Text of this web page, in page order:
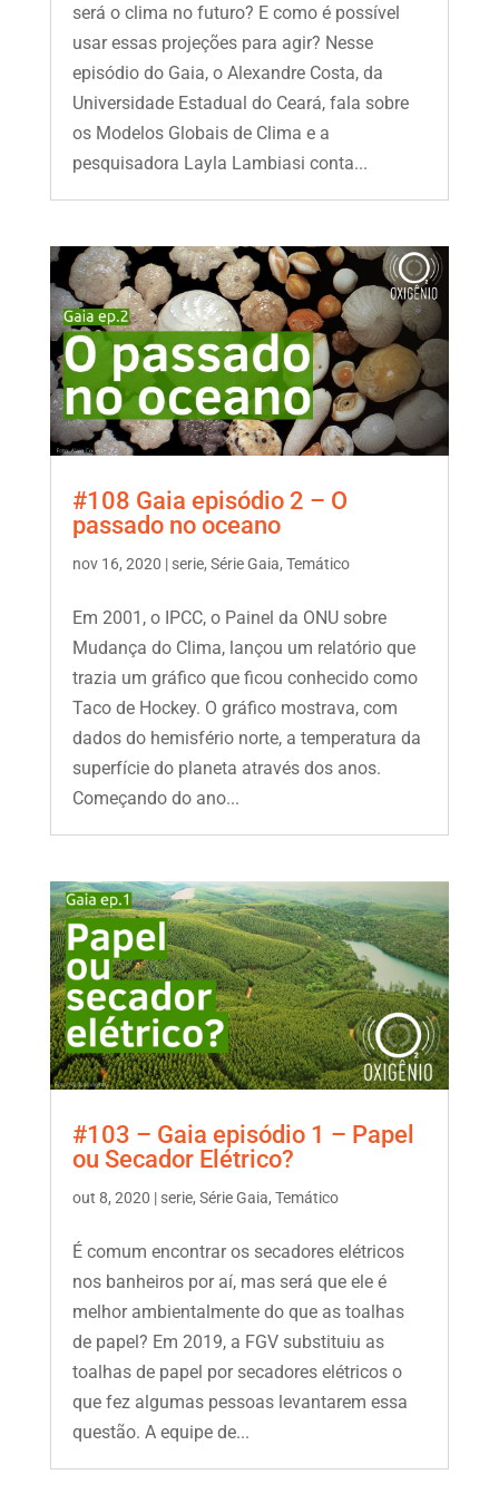
será o clima no futuro? E como é possível
usar essas projeções para agir? Nesse
episódio do Gaia, o Alexandre Costa, da
Universidade Estadual do Ceará, fala sobre
os Modelos Globais de Clima e a
pesquisadora Layla Lambiasi conta...
#108 Gaia episódio 2 – O
passado no oceano
nov 16, 2020 | serie, Série Gaia, Temático
Em 2001, o IPCC, o Painel da ONU sobre
Mudança do Clima, lançou um relatório que
trazia um gráfico que ficou conhecido como
Taco de Hockey. O gráfico mostrava, com
dados do hemisfério norte, a temperatura da
superfície do planeta através dos anos.
Começando do ano...
#103 – Gaia episódio 1 – Papel
ou Secador Elétrico?
out 8, 2020 | serie, Série Gaia, Temático
É comum encontrar os secadores elétricos
nos banheiros por aí, mas será que ele é
melhor ambientalmente do que as toalhas
de papel? Em 2019, a FGV substituiu as
toalhas de papel por secadores elétricos o
que fez algumas pessoas levantarem essa
questão. A equipe de...